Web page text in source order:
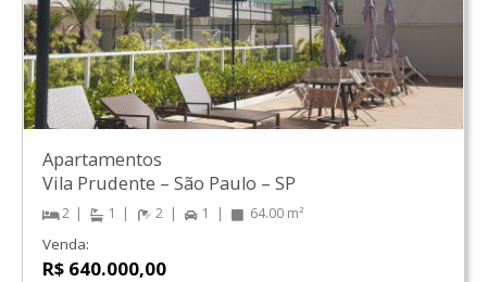
Apartamentos
Vila Prudente – São Paulo – SP
2 1 2 1 64.00 m²
Venda:
R$ 640.000,00